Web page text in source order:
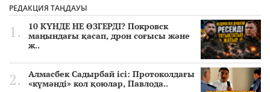
РЕДАКЦИЯ ТАҢДАУЫ
10 КҮНДЕ НЕ ӨЗГЕРДІ? Покровск
маңындағы қасап, дрон соғысы және
ж..
Алмасбек Садырбай ісі: Протоколдағы
«күмәнді» кол қоюлар, Павлода..